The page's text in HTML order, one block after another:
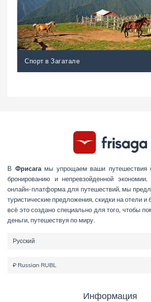
Спорт в Загатале
В Фрисагамы упрощаем ваши путешествия
бронированию и непревзойденной
онлайн-платформа для путешествий, мы
туристические предложения, скидки на отели
всё это создано специально для того, чтобы
деньги, путешествуя по миру.
Русский
₽ Russian RUBL
Информация